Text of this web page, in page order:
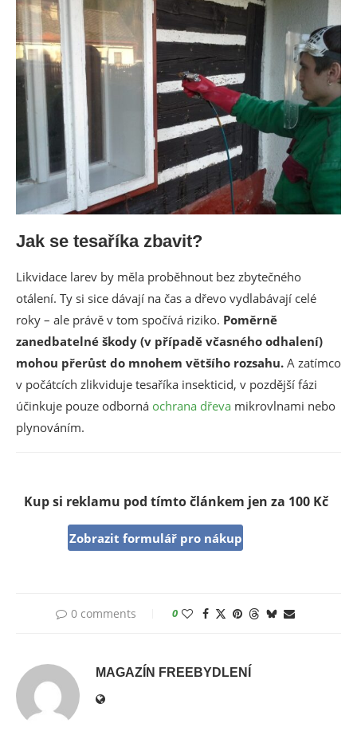
Jak se tesaříka zbavit?
Likvidace larev by měla proběhnout bez zbytečného
otálení. Ty si sice dávají na čas a dřevo vydlabávají celé
roky – ale právě v tom spočívá riziko. Poměrně
zanedbatelné škody (v případě včasného odhalení)
mohou přerůst do mnohem většího rozsahu. A zatímco
v počátcích zlikviduje tesaříka insekticid, v pozdější fázi
účinkuje pouze odborná ochrana dřeva mikrovlnami nebo
plynováním.
Kup si reklamu pod tímto článkem jen za 100 Kč
Zobrazit formulář pro nákup
0 comments 0
MAGAZÍN FREEBYDLENÍ